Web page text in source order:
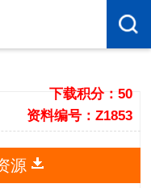
下载积分：50
资料编号：Z1853
源